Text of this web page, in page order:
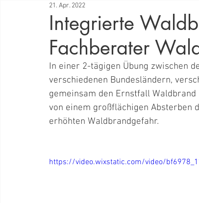
Integrierte
Fachberater
21. Apr. 2022
In einer 2-tägigen Übung zwischen
verschiedenen Bundesländern,
gemeinsam den Ernstfall
von einem großflächigen
erhöhten Waldbrandgefahr.
https://video.wixstatic.com/video/